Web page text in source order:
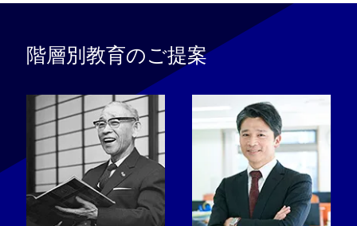
階層別教育のご提案